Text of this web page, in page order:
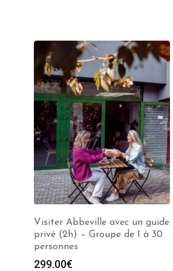
Visiter Abbeville avec un guide
privé (2h) – Groupe de 1 à 30
personnes
299.00€